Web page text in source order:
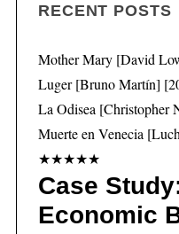
RECENT POSTS
Mother Mary [David
Luger [Bruno Martín]
La Odisea
Muerte en Venecia
★★★★★
Case
Economic